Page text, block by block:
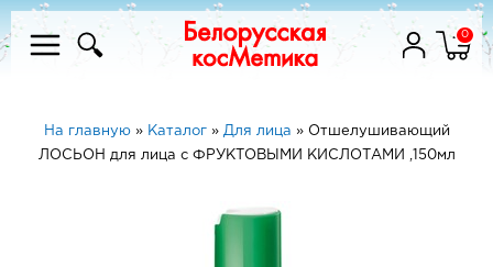
0
На главную» Каталог» Для лица » Отшелушивающий
ЛОСЬОН для лица с ФРУКТОВЫМИ КИСЛОТАМИ ,150мл